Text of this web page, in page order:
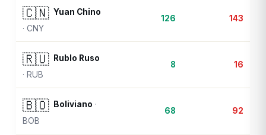
🇨🇳 Yuan Chino
·CNY
126 143
🇷🇺
Rublo Ruso
· RUB
8 16
🇧🇴 Boliviano ·
BOB
68 92